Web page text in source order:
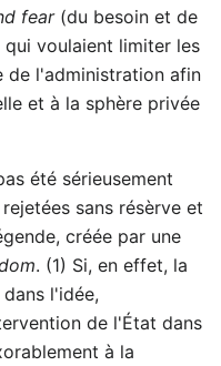
fear(du besoin et de
voulaient limiter les
l'administration afin
et à la sphère privée
été sérieusement
sans résèrve et
créée par une
. (1) Si, en effet, la
l'idée,
de l'État dans
à la